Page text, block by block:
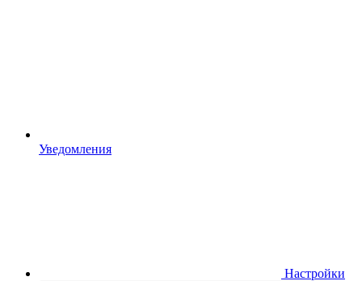
Уведомления
Настройки